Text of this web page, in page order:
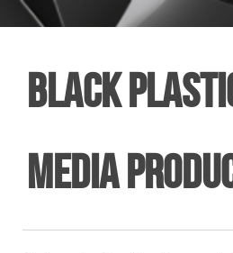
Black
Media